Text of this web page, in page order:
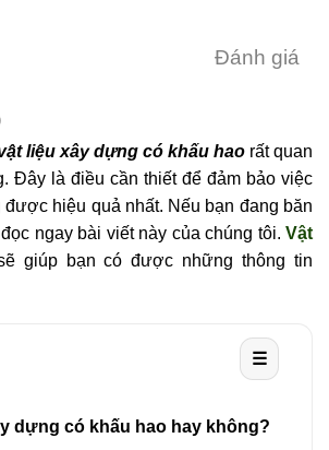
Đánh giá
liệu xây dựng có khấu hao rất quan
Đây là điều cần thiết để đảm bảo việc
hiệu quả nhất. Nếu bạn đang băn
ngay bài viết này của chúng tôi. Vật
giúp bạn có được những thông tin
☰
dựng có khấu hao hay không?